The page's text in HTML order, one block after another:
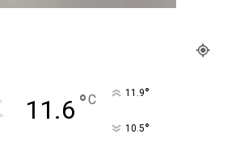
11.6 °C 11.9°
10.5°